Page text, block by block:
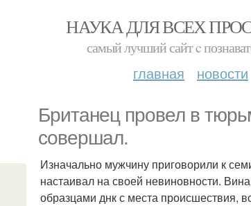
НАУКА ДЛЯ ВСЕХ
самый лучший сайт c
главная новости
Британец провел в
совершал.
Изначально мужчину приговорили к
настаивал на своей невиновности.
образцами днк с места происшествия,